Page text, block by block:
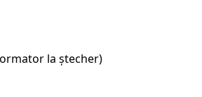
la ștecher)